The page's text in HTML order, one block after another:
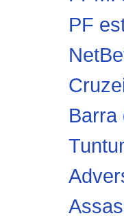
PF
Barra